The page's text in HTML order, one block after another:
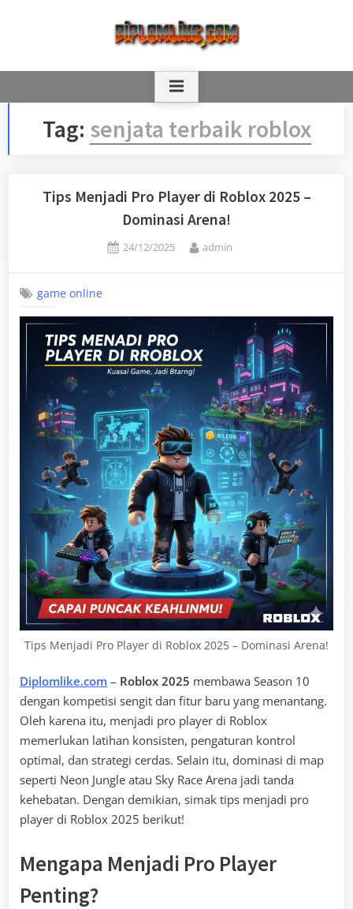
Tag: senjata terbaik roblox
Tips Menjadi Pro Player di Roblox 2025 –
Dominasi Arena!
Posted
24/12/2025 By
admin
game online
Tips Menjadi Pro Player di Roblox 2025 – Dominasi Arena!
Diplomlike.com – Roblox 2025 membawa Season 10
dengan kompetisi sengit dan fitur baru yang menantang.
Oleh karena itu, menjadi pro player di Roblox
memerlukan latihan konsisten, pengaturan kontrol
optimal, dan strategi cerdas. Selain itu, dominasi di map
seperti Neon Jungle atau Sky Race Arena jadi tanda
kehebatan. Dengan demikian, simak tips menjadi pro
player di Roblox 2025 berikut!
Mengapa Menjadi Pro Player
Penting?